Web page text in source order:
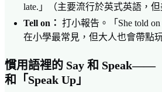
late.」（主要流行於英式英語，但
Tell on： 打小報告。「She told
在小學最常見，但大人也會帶點
慣用語裡的 Say 和 Speak——
和「Speak Up」